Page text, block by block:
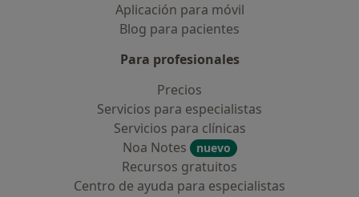
Aplicación para móvil
Blog para pacientes
Para profesionales
Precios
Servicios para especialistas
Servicios para clínicas
Noa Notes
nuevo
Recursos gratuitos
Centro de ayuda para especialistas